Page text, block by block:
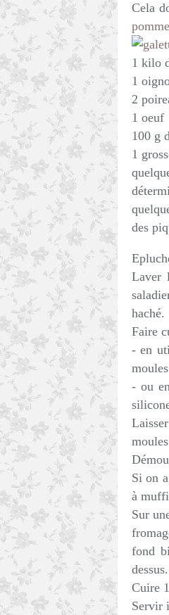
Cela
1 kilo
1
2
1 oeuf
100 g
1
des
Laver
haché.
Faire
- en
- ou
Si on
à
Sur
fond
Cuire
Servir